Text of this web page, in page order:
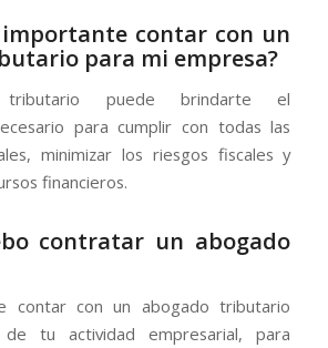
importante contar con un
para mi empresa?
puede brindarte el
para cumplir con todas las
minimizar los riesgos fiscales y
financieros.
contratar un abogado
contar con un abogado tributario
tu actividad empresarial, para